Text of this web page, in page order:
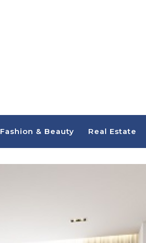
Fashion & Beauty Real Estate